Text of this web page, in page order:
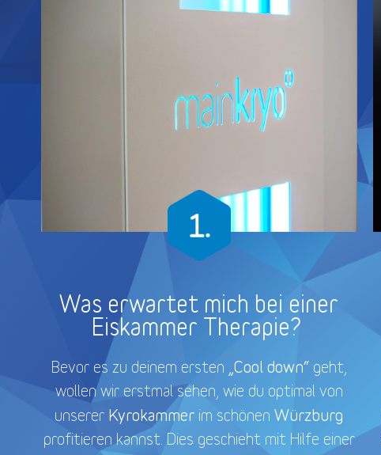
Was erwartet mich bei einer
Eiskammer Therapie?
Bevor es zu deinem ersten „Cool down“geht,
wollen wir erstmal sehen, wie du optimal von
unserer Kyrokammer im schönenWürzburg
profitieren kannst. Dies geschieht mit Hilfe einer